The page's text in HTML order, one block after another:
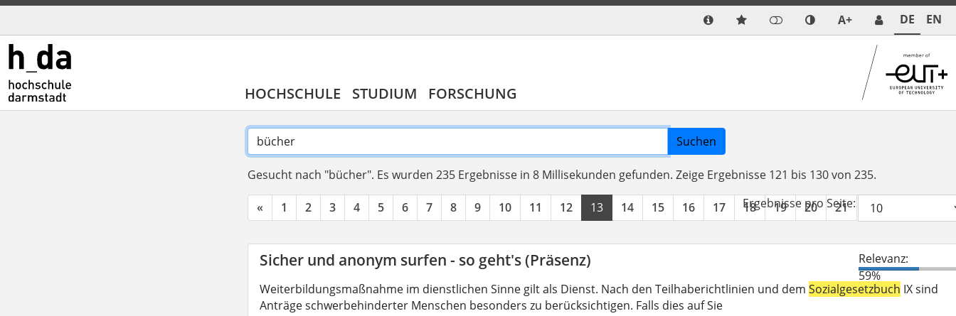
A+ DE EN
HOCHSCHULE STUDIUM FORSCHUNG
Suchen
Gesucht nach "bücher". Es wurden 235 Ergebnisse in 8 Millisekunden gefunden. Zeige Ergebnisse 121 bis 130 von 235.
« 1 2 3 4 5 6 7 8 9 10 11 12 13 14 15 16 17 18 19 20 21 22
Ergebnisse pro Seite:
Sicher und anonym surfen - so geht's (Präsenz)
Relevanz:
59%
Weiterbildungsmaßnahme im dienstlichen Sinne gilt als Dienst. Nach den Teilhaberichtlinien und dem Sozialgesetzbuch IX sind
Anträge schwerbehinderter Menschen besonders zu berücksichtigen. Falls dies auf Sie